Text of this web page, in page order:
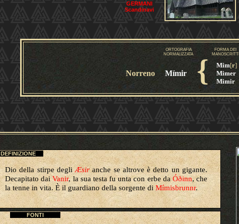
GERMANI
Scandinavi
ORTOGRAFIA
NORMALIZZATA
{
FORMA DEI
MANOSCRITTI
Norreno Mímir
Mim[r]
Mimer
Mimir
DEFINIZIONE
Dio della stirpe degliÆsiranche se altrove è detto un gigante.
Decapitato daiVanir, la sua testa fu unta con erbe daÓðinn, che
la tenne in vita. È il guardiano della sorgente diMímisbrunnr.
FONTI